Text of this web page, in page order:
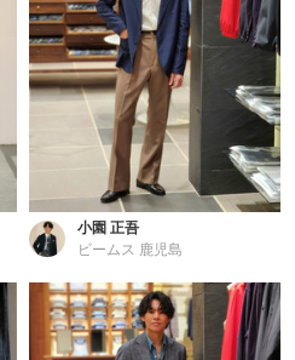
小園 正吾
ビームス 鹿児島